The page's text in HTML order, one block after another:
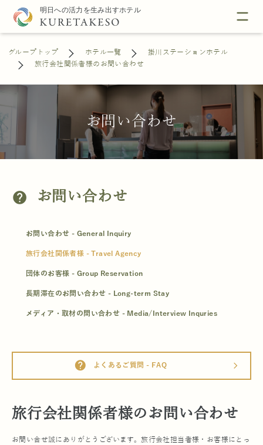
グループトップ ホテル一覧
掛川ステーションホテル
旅行会社関係者様のお問い合わせ
お問い合わせ
help お問い合わせ
お問い合わせ - General Inquiry
旅行会社関係者様 - Travel Agency
団体のお客様 - Group Reservation
長期滞在のお問い合わせ - Long-term Stay
メディア・取材の問い合わせ - Media/Interview Inquries
help よくあるご質問 - FAQ arrow_forward_ios
旅行会社関係者様のお問い合わせ
お問い合せ誠にありがとうございます。旅行会社担当者様・お客様にとっ